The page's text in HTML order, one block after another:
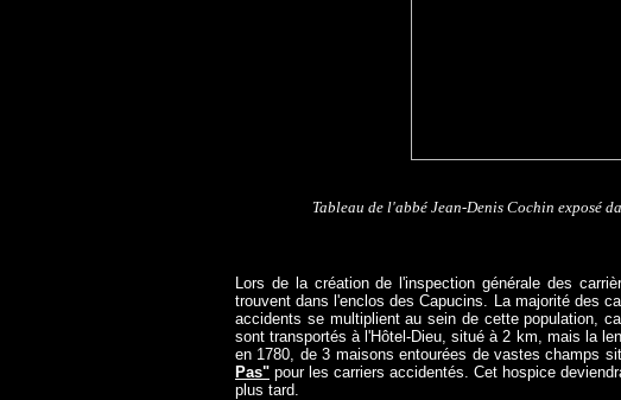
Tableau de l'abbé Jean-Denis Cochin exposé
Lors de la création de l'inspection générale des
trouvent dans l'enclos des Capucins. La majorité des
accidents se multiplient au sein de cette population,
sont transportés à l'Hôtel-Dieu, situé à 2 km, mais la
en 1780, de 3 maisons entourées de vastes champs
Pas" pour les carriers accidentés. Cet hospice
plus tard.